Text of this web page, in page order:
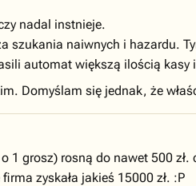
nadal instnieje.
szukania naiwnych i hazardu.
automat większą ilością kasy i
Domyślam się jednak, że
1 grosz) rosną do nawet 500
zyskała jakieś 15000 zł. :P